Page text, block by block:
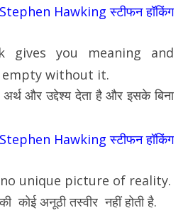
Stephen Hawking स्टीफन हॉकिंग
you meaning and
empty without it.
और उद्देश्य देता है और इसके बिना
Stephen Hawking स्टीफन हॉकिंग
unique picture of reality.
कोई अनूठी तस्वीर नहीं होती है.